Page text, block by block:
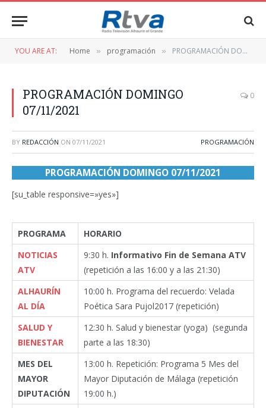
YOU ARE AT: Home » programación » PROGRAMACIÓN DOMINGO 07/11/2021
PROGRAMACIÓN DOMINGO
07/11/2021
0
BY REDACCIÓN ON 07/11/2021 PROGRAMACIÓN
PROGRAMACIÓN DOMINGO 07/11/2021
[su_table responsive=»yes»]
PROGRAMA
HORARIO
NOTICIAS
ATV
9:30 h. Informativo Fin de Semana ATV
(repetición a las 16:00 y a las 21:30)
ALHAURÍN
AL DÍA
10:00 h. Programa del recuerdo: Velada
Poética Sara Pujol2017 (repetición)
SALUD Y
BIENESTAR
12:30 h. Salud y bienestar (yoga) (segunda
parte a las 18:30)
MES DEL
MAYOR
DIPUTACIÓN
13:00 h. Repetición: Programa 5 Mes del
Mayor Diputación de Málaga (repetición
19:00 h.)